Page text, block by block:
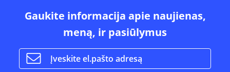
Gaukite informacija apie naujienas,
meną, ir pasiūlymus